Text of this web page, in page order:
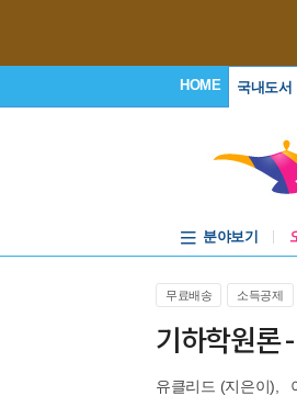
HOME 국내도서
분야보기
무료배송
소득공제
기하학원론
유클리드 (지은이),